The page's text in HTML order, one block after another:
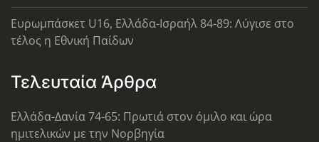
Ευρωμπάσκετ U16, Ελλάδα-Ισραήλ 84-89: Λύγισε στο
τέλος η Εθνική Παίδων
Τελευταία Άρθρα
Ελλάδα-Δανία 74-65: Πρωτιά στον όμιλο και ώρα
ημιτελικών με την Νορβηγία